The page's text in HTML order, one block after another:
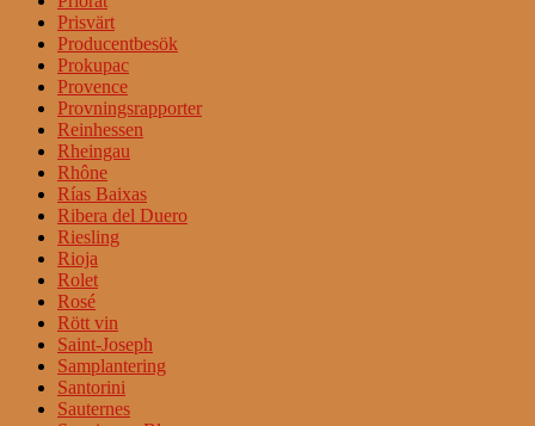
Prisvärt
Producentbesök
Prokupac
Provence
Provningsrapporter
Reinhessen
Rheingau
Rhône
Rías Baixas
Ribera del Duero
Riesling
Rioja
Rolet
Rosé
Rött vin
Saint-Joseph
Samplantering
Santorini
Sauternes